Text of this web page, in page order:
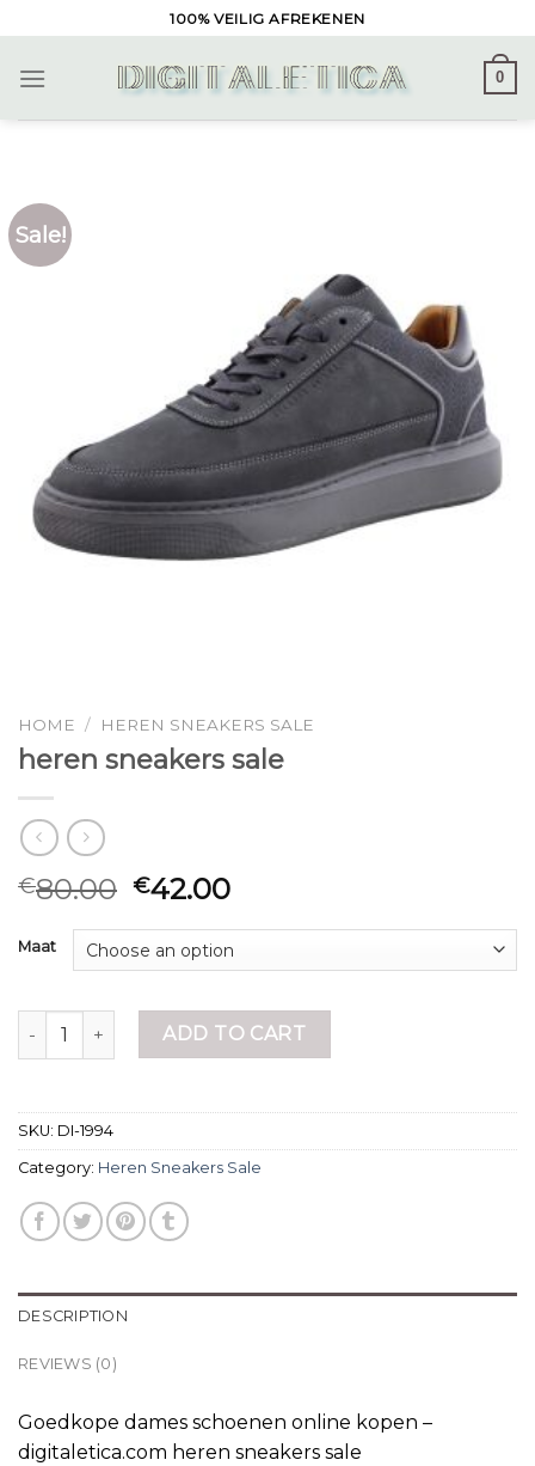
to
content
100% VEILIG AFREKENEN
0
Sale!
HOME / HEREN SNEAKERS SALE
heren sneakers sale
€80.00 €42.00
Maat
heren sneakers sale quantity
ADD TO CART
SKU: DI-1994
Category: Heren Sneakers Sale
DESCRIPTION
REVIEWS (0)
Goedkope dames schoenen online kopen –
digitaletica.com heren sneakers sale